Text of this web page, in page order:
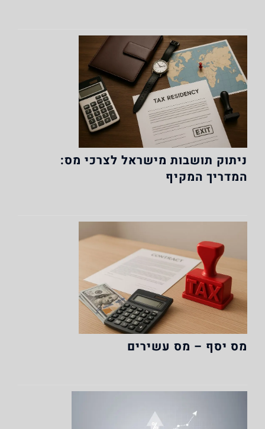
ניתוק תושבות מישראל לצרכי מס:
המדריך המקיף
מס יסף – מס עשירים